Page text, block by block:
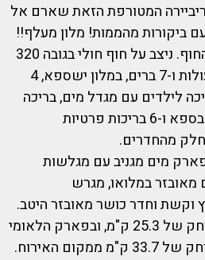
ריביירה המטורפת הזאת שארם אל
שבמצרים ומלון 5* עם ביקורות מהממות! מלון מעלף!!
נמצא במרחק של דקה מהחוף. ניצב על חוף חולי בגובה 320
מטר', וכולל 6 מסעדות מעולות ו-7 ברים, במלון ישספא, 4
לילדים עם מגדל מים, בריכה
אחת תלאסית (עם מי ים) בספא ו-6 בריכות פרטיות
מהחדרים.
מים מגניב עם מגלשות
מאובזר במלואו, מגרש
וקשת וחדר כושר מאובזר היטב.
מפרץ נעמה הממוקם במרחק של 25.3 ק"מ, ובפארק הלאומי
האירוח.